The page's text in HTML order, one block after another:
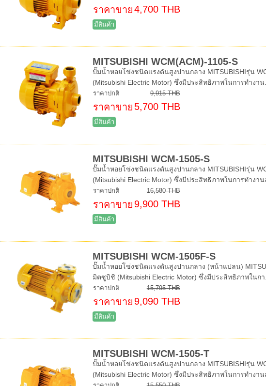
ราคาขาย4,700 THB
มีสินค้า
MITSUBISHI WCM(ACM)-1105-S
ปั๊มน้ำหอยโข่งชนิดแรงดันสูงปานกลาง MITSUBISHIรุ่น
(Mitsubishi Electric Motor) ซึ่งมีประสิทธิภาพในการทำงาน...
ราคาปกติ 9,915 THB
ราคาขาย 5,700 THB
มีสินค้า
MITSUBISHI WCM-1505-S
ปั๊มน้ำหอยโข่งชนิดแรงดันสูงปานกลาง MITSUBISHIรุ่น
(Mitsubishi Electric Motor) ซึ่งมีประสิทธิภาพในการทำงาน
ราคาปกติ 16,580 THB
ราคาขาย 9,900 THB
มีสินค้า
MITSUBISHI WCM-1505F-S
ปั๊มน้ำหอยโข่งชนิดแรงดันสูงปานกลาง (หน้าแปลน)
มิตซูบิชิ (Mitsubishi Electric Motor) ซึ่งมีประสิทธิภาพในกา
ราคาปกติ 15,795 THB
ราคาขาย 9,090 THB
มีสินค้า
MITSUBISHI WCM-1505-T
ปั๊มน้ำหอยโข่งชนิดแรงดันสูงปานกลาง MITSUBISHIรุ่น
(Mitsubishi Electric Motor) ซึ่งมีประสิทธิภาพในการทำงาน